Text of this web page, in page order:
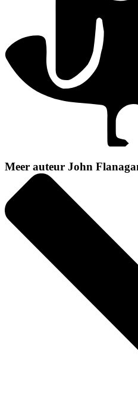
Meer auteur John